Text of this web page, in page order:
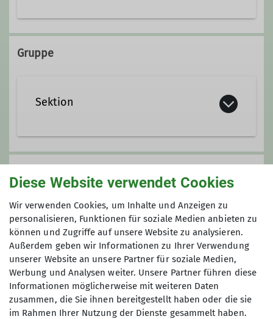
Kontakt aufnehmen
Gruppe
Sektion
Hier wird alles gesammelt, was die
Sektion betrifft und keiner anderen
Gruppe zugeordnet werden kann.
Kontakt aufnehmen
Anfrage senden
Maximale Teilnehmeranzahl
6
Diese Website verwendet Cookies
Wir verwenden Cookies, um Inhalte und Anzeigen zu
personalisieren, Funktionen für soziale Medien anbieten zu
können und Zugriffe auf unsere Website zu analysieren.
Außerdem geben wir Informationen zu Ihrer Verwendung
unserer Website an unsere Partner für soziale Medien,
Werbung und Analysen weiter. Unsere Partner führen diese
Informationen möglicherweise mit weiteren Daten
zusammen, die Sie ihnen bereitgestellt haben oder die sie
im Rahmen Ihrer Nutzung der Dienste gesammelt haben.